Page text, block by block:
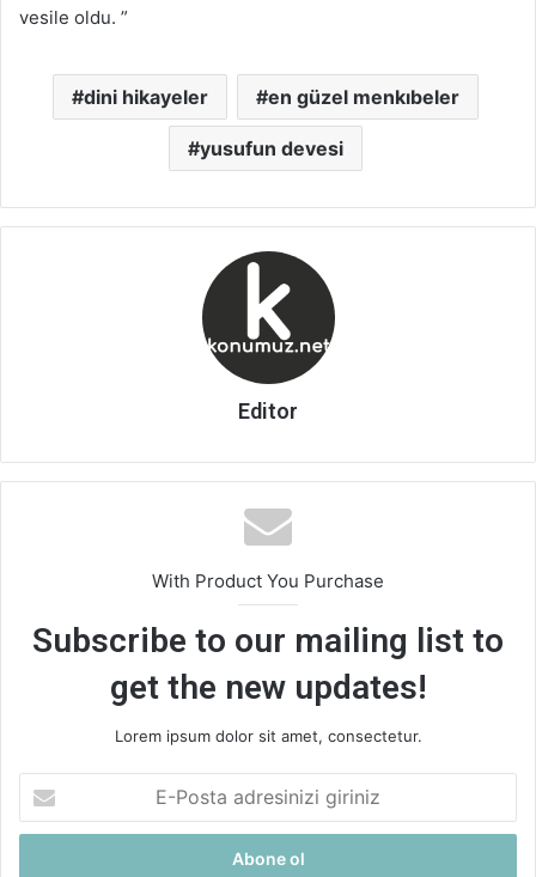
vesile oldu. ”
dini hikayeler en güzel menkıbeler
yusufun devesi
Editor
With Product You Purchase
Subscribe to our mailing list to
get the new updates!
Lorem ipsum dolor sit amet, consectetur.
Posta
adresinizi